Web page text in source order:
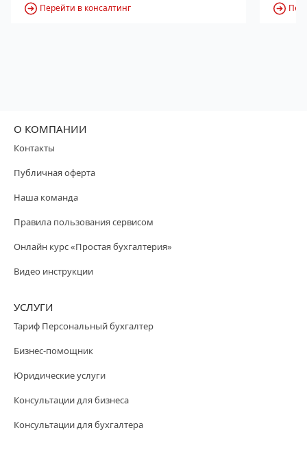
Перейти в консалтинг
О КОМПАНИИ
Контакты
Публичная оферта
Наша команда
Правила пользования сервисом
Онлайн курс «Простая бухгалтерия»
Видео инструкции
УСЛУГИ
Тариф Персональный бухгалтер
Бизнес-помощник
Юридические услуги
Консультации для бизнеса
Консультации для бухгалтера